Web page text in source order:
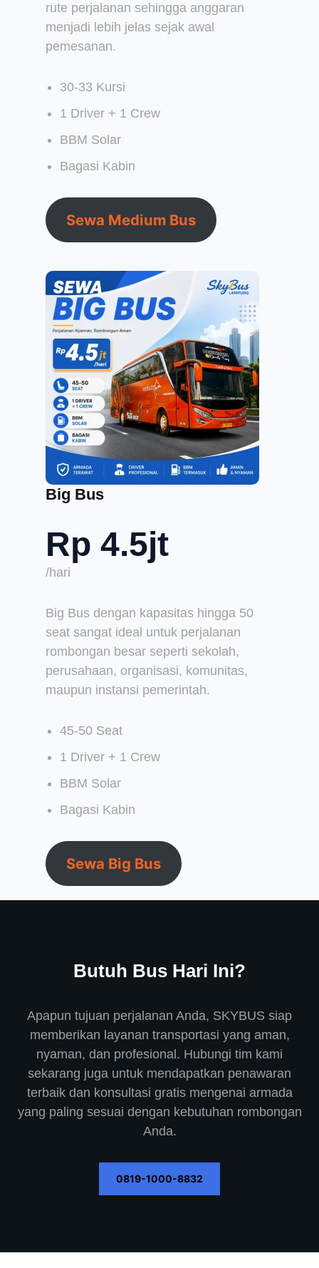
rute perjalanan sehingga anggaran
menjadi lebih jelas sejak awal
pemesanan.
30-33 Kursi
1 Driver + 1 Crew
BBM Solar
Bagasi Kabin
Sewa Medium Bus
Big Bus
Rp 4.5jt
/hari
Big Bus dengan kapasitas hingga 50
seat sangat ideal untuk perjalanan
rombongan besar seperti sekolah,
perusahaan, organisasi, komunitas,
maupun instansi pemerintah.
45-50 Seat
1 Driver + 1 Crew
BBM Solar
Bagasi Kabin
Sewa Big Bus
Butuh Bus Hari Ini?
Apapun tujuan perjalanan Anda, SKYBUS siap
memberikan layanan transportasi yang aman,
nyaman, dan profesional. Hubungi tim kami
sekarang juga untuk mendapatkan penawaran
terbaik dan konsultasi gratis mengenai armada
yang paling sesuai dengan kebutuhan rombongan
Anda.
0819-1000-8832